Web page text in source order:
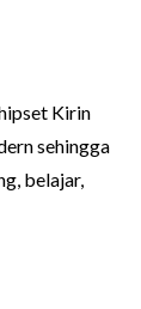
Kirin
sehingga
belajar,